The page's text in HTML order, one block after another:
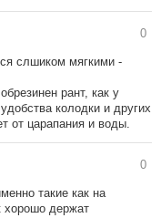
0
слшиком мягкими -
рант, как у
колодки и других
от царапания и воды.
0
такие как на
хорошо держат